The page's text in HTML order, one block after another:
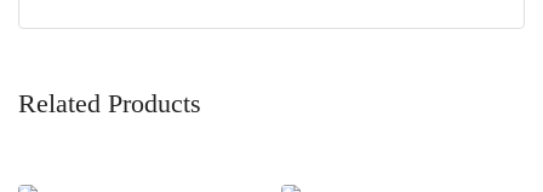
Related Products